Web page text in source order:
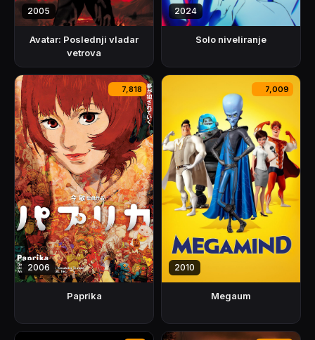
2005
Avatar: Poslednji vladar
vetrova
2024
Solo niveliranje
7,818
2006
Paprika
7,009
2010
Megaum